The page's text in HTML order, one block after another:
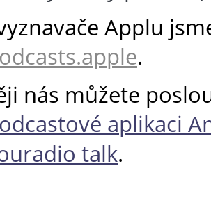
Applu
.
nás můžete
aplikaci
talk.